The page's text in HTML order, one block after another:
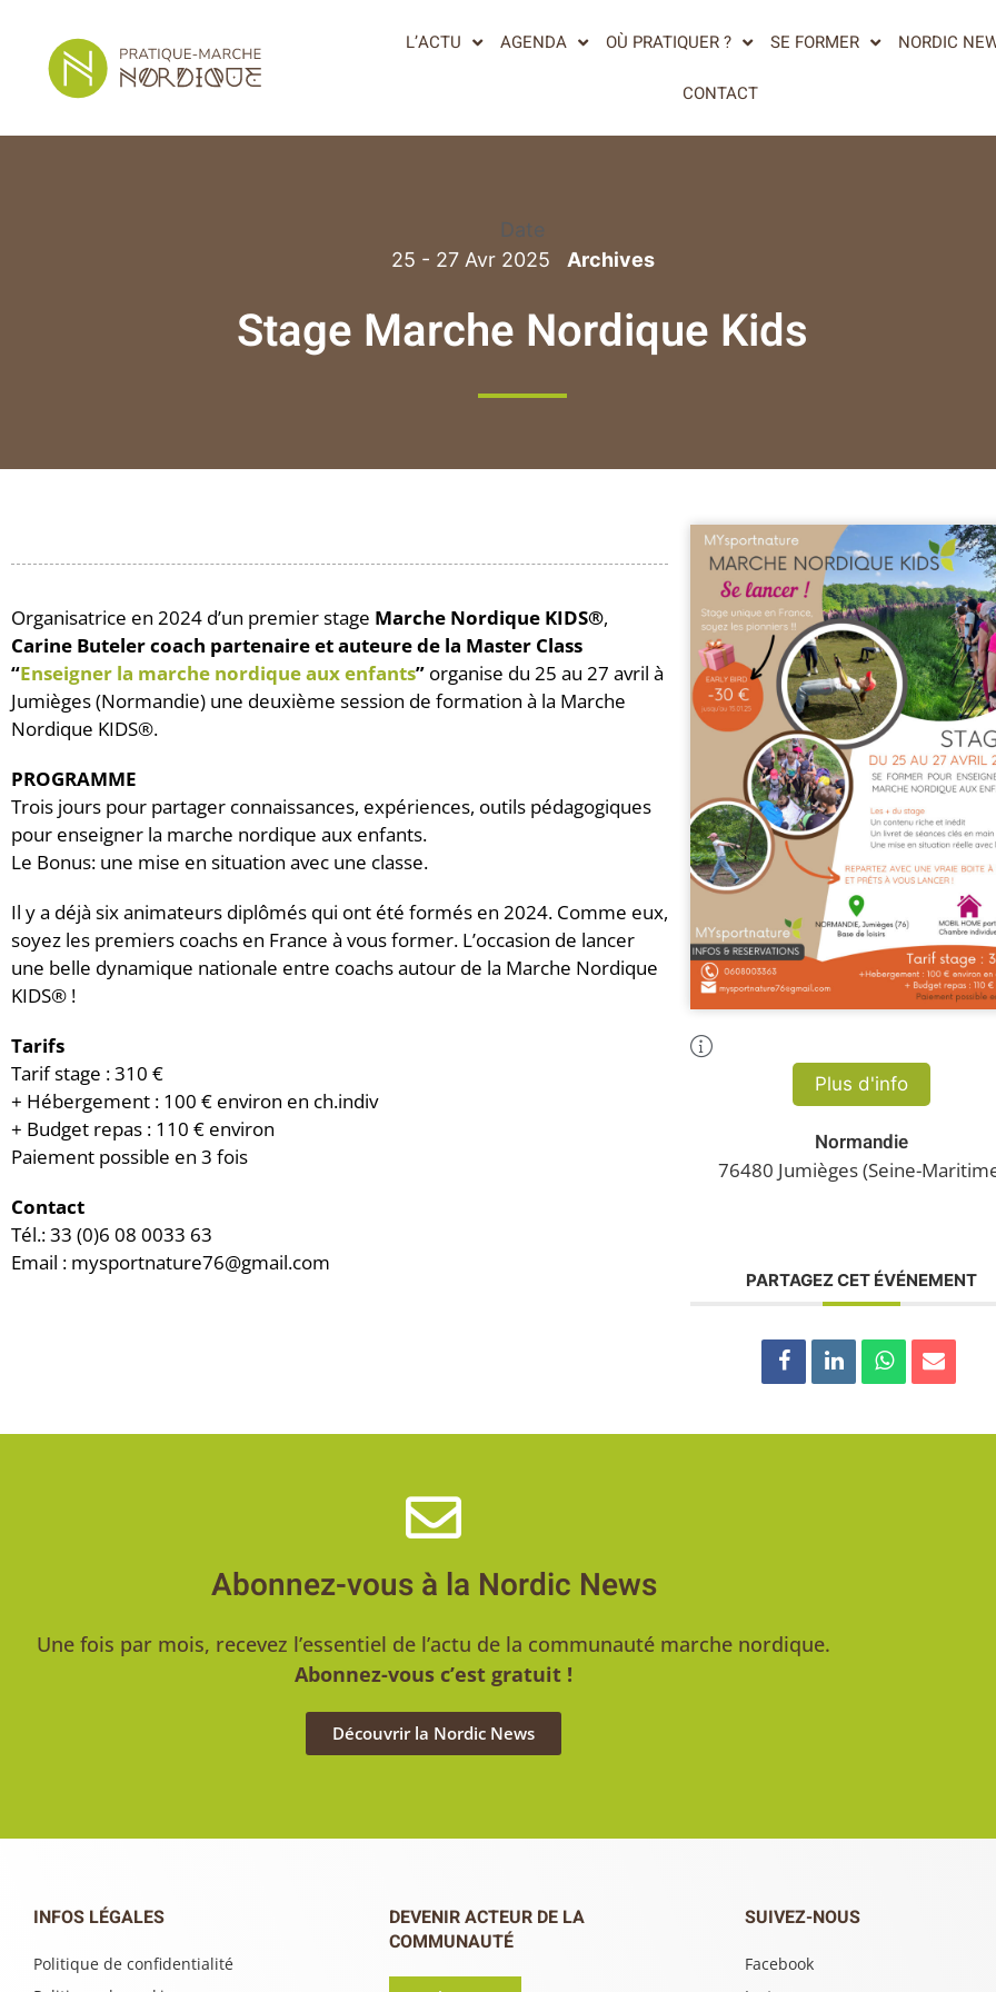
L’ACTU AGENDA OÙ PRATIQUER ? SE FORMER NORDIC
CONTACT
Date
25 - 27 Avr 2025
Stage Marche Nordique Kids
Organisatrice en 2024 d’un premier stage Marche Nordique KIDS®️,
Carine Buteler coach partenaire et auteure de la Master Class
“Enseigner la marche nordique aux enfants” organise du 25 au 27 avril à
Jumièges (Normandie) une deuxième session de formation à la Marche
Nordique KIDS®️.
PROGRAMME
Trois jours pour partager connaissances, expériences, outils pédagogiques
pour enseigner la marche nordique aux enfants.
Le Bonus: une mise en situation avec une classe.
Il y a déjà six animateurs diplômés qui ont été formés en 2024. Comme eux,
soyez les premiers coachs en France à vous former. L’occasion de lancer
une belle dynamique nationale entre coachs autour de la Marche Nordique
KIDS®️ !
Tarifs
Tarif stage : 310 €
+ Hébergement : 100 € environ en ch.indiv
+ Budget repas : 110 € environ
Paiement possible en 3 fois
Contact
Tél.: 33 (0)6 08 0033 63
Email : mysportnature76@gmail.com
Plus d'info
Normandie
76480 Jumièges (Seine-
PARTAGEZ CET ÉVÉNEMENT
Abonnez-vous à la Nordic News
Une fois par mois, recevez l’essentiel de l’actu de la communauté marche nordique.
Abonnez-vous c’est gratuit !
Découvrir la Nordic News
INFOS LÉGALES
Politique de confidentialité
DEVENIR ACTEUR DE LA
COMMUNAUTÉ
SUIVEZ-NOUS
Facebook